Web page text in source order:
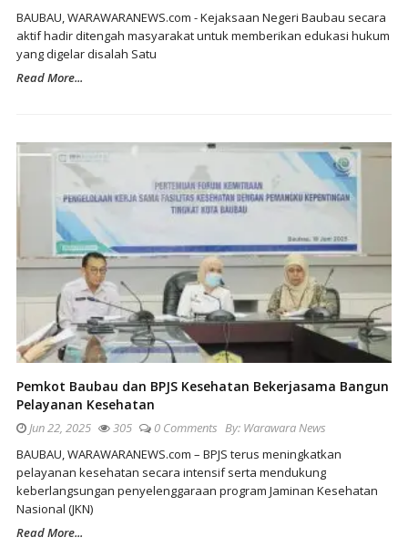
BAUBAU, WARAWARANEWS.com - Kejaksaan Negeri Baubau secara
aktif hadir ditengah masyarakat untuk memberikan edukasi hukum
yang digelar disalah Satu
Read More...
Pemkot Baubau dan BPJS Kesehatan Bekerjasama Bangun
Pelayanan Kesehatan
Jun 22, 2025 305 0 Comments By: Warawara News
BAUBAU, WARAWARANEWS.com – BPJS terus meningkatkan
pelayanan kesehatan secara intensif serta mendukung
keberlangsungan penyelenggaraan program Jaminan Kesehatan
Nasional (JKN)
Read More...